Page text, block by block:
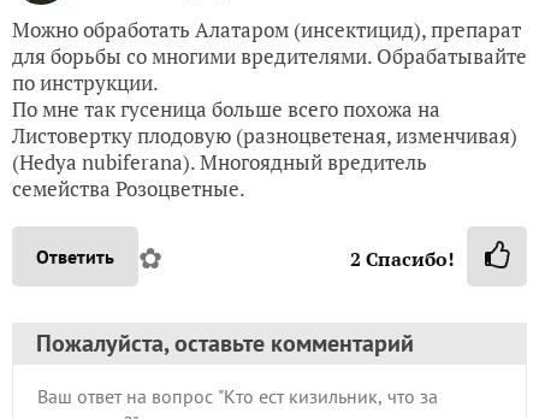
Можно обработать Алатаром (инсектицид), препарат
для борьбы со многими вредителями. Обрабатывайте
по инструкции.
По мне так гусеница больше всего похожа на
Листовертку плодовую (разноцветеная, изменчивая)
(Hedya nubiferana). Многоядный вредитель
семейства Розоцветные.
Ответить ✿ 2 Спасибо!
Пожалуйста, оставьте комментарий